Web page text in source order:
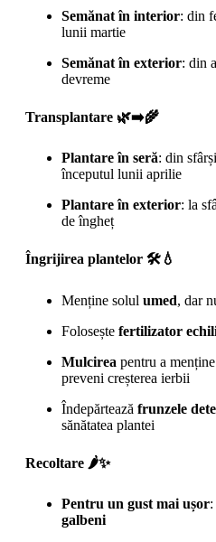
Semănat în interior: din
lunii martie
Semănat în exterior: din
devreme
Transplantare 🌿➡️🌾
Plantare în seră: din
începutul lunii aprilie
Plantare în exterior: la
de îngheț
Îngrijirea plantelor 🛠️💧
Menține solul umed, dar
Folosește fertilizator
Mulcirea pentru a
preveni creșterea ierbii
Îndepărtează frunzele
sănătatea plantei
Recoltare 🌶️✨
Pentru un gust mai ușor
galbeni